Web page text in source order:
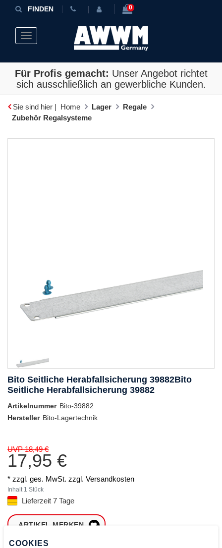
FINDEN 0
Toggle navigation
Für Profis gemacht: Unser Angebot richtet
sich ausschließlich an gewerbliche Kunden.
Sie sind hier | Home Lager
Regale
Zubehör Regalsysteme
Bito Seitliche Herabfallsicherung 39882Bito
Seitliche Herabfallsicherung 39882
Artikelnummer Bito-39882
Hersteller Bito-Lagertechnik
UVP 18,49 €
17,95 €
* zzgl. ges. MwSt. zzgl. Versandkosten
Inhalt 1 Stück
Lieferzeit 7 Tage
ARTIKEL MERKEN
COOKIES